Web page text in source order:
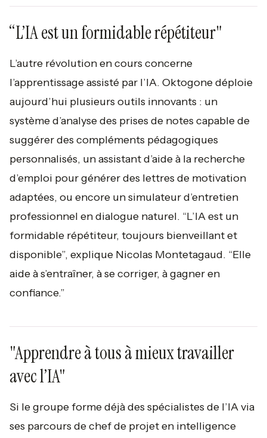
“L’IA est un formidable répétiteur"
L’autre révolution en cours concerne
l’apprentissage assisté par l’IA. Oktogone déploie
aujourd’hui plusieurs outils innovants : un
système d’analyse des prises de notes capable de
suggérer des compléments pédagogiques
personnalisés, un assistant d’aide à la recherche
d’emploi pour générer des lettres de motivation
adaptées, ou encore un simulateur d’entretien
professionnel en dialogue naturel. “L’IA est un
formidable répétiteur, toujours bienveillant et
disponible”, explique Nicolas Montetagaud. “Elle
aide à s’entraîner, à se corriger, à gagner en
confiance.”
"Apprendre à tous à mieux travailler
avec l’IA"
Si le groupe forme déjà des spécialistes de l’IA via
ses parcours de chef de projet en intelligence